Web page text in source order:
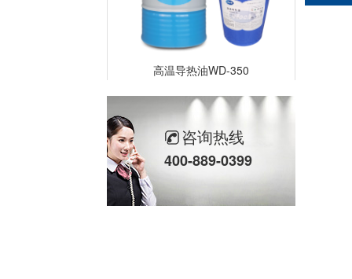
咨询热线
400-889-0399